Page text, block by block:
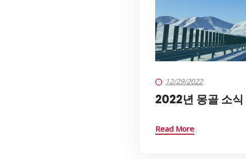
12/29/2022
2022년 몽골 소식
Read More